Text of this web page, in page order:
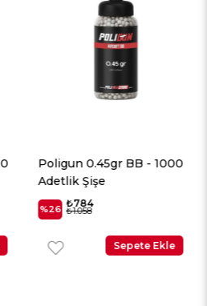
Poligun 0.45gr BB - 1000
Adetlik Şişe
%26 ₺784
₺1.058
Sepete Ekle